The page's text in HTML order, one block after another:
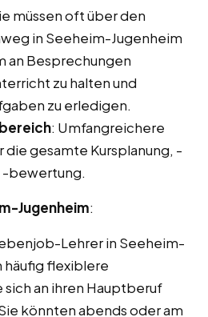
müssen oft über den
in Seeheim-Jugenheim
an Besprechungen
zu halten und
zu erledigen.
: Umfangreichere
gesamte Kursplanung, -
-bewertung.
Jugenheim:
Lehrer in Seeheim-
häufig flexiblere
an ihren Hauptberuf
könnten abends oder am